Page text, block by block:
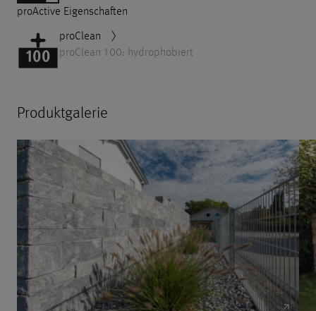
proActive Eigenschaften
proClean
proClean 100: hydrophobiert
Produktgalerie